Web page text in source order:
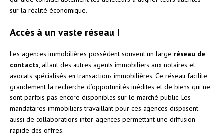
sur la réalité économique.
Accès à un vaste réseau !
Les agences immobilières possèdent souvent un large réseau de
contacts , allant des autres agents immobiliers aux notaires et
avocats spécialisés en transactions immobilières. Ce réseau facilite
grandement la recherche d’opportunités inédites et de biens qui ne
sont parfois pas encore disponibles sur le marché public. Les
mandataires immobiliers travaillant pour ces agences disposent
aussi de collaborations inter-agences permettant une diffusion
rapide des offres.